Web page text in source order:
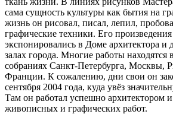
сама сущность культуры как бытия на
жизнь он рисовал, писал, лепил,
графические техники. Его
экспонировались в Доме архитектора и
залах города. Многие работы находятся
собраниях Санкт-Петербурга,
Франции. К сожалению, дни свои он
сентября 2004 года, куда увёз
Там он работал успешно архитектором
живописных и графических работ.